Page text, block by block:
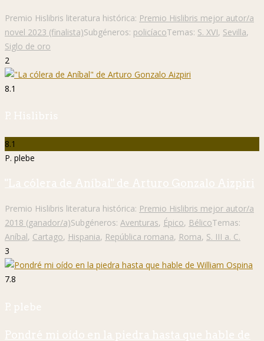
Premio Hislibris literatura histórica: Premio Hislibris mejor autor/a
novel 2023 (finalista)Subgéneros: policíacoTemas: S. XVI, Sevilla,
Siglo de oro
2
8.1
P. Hislibris
8.1
P. plebe
"La cólera de Aníbal" de Arturo Gonzalo Aizpiri
Premio Hislibris literatura histórica: Premio Hislibris mejor autor/a
2018 (ganador/a)Subgéneros: Aventuras, Épico, BélicoTemas:
Aníbal, Cartago, Hispania, República romana, Roma, S. III a. C.
3
7.8
P. plebe
Pondré mi oído en la piedra hasta que hable de